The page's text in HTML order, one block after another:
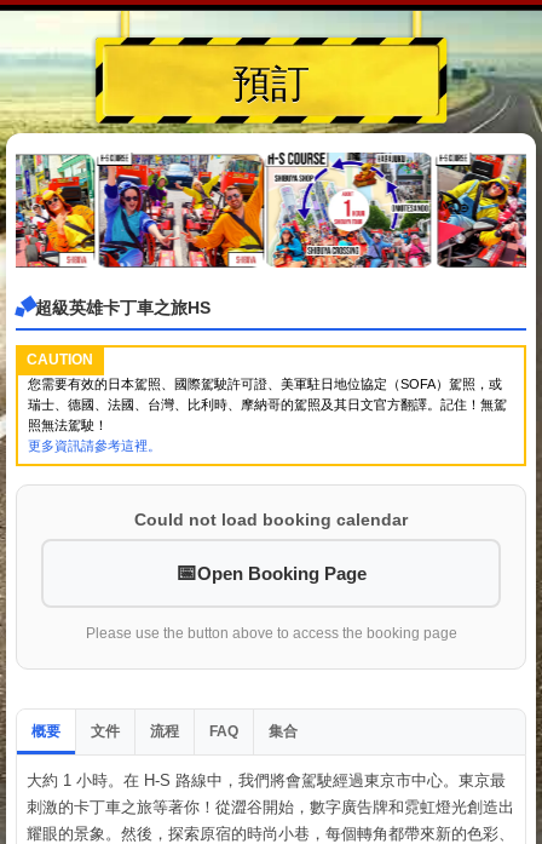
預訂
超級英雄卡丁車之旅HS
CAUTION
您需要有效的日本駕照、國際駕駛許可證、美軍駐日地位協定（SOFA）駕照，或
瑞士、德國、法國、台灣、比利時、摩納哥的駕照及其日文官方翻譯。記住！無駕
照無法駕駛！
更多資訊請參考這裡。
Could not load booking calendar
Open Booking Page
Please use the button above to access the booking page
概要 文件 流程 FAQ 集合
大約 1 小時。在 H-S 路線中，我們將會駕駛經過東京市中心。東京最
刺激的卡丁車之旅等著你！從澀谷開始，數字廣告牌和霓虹燈光創造出
耀眼的景象。然後，探索原宿的時尚小巷，每個轉角都帶來新的色彩、